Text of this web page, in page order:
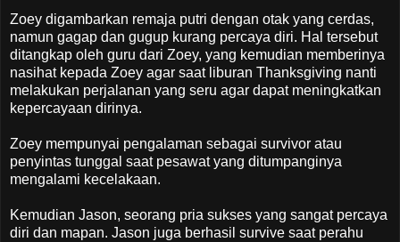
Zoey digambarkan remaja putri dengan otak yang cerdas,
namun gagap dan gugup kurang percaya diri. Hal tersebut
ditangkap oleh guru dari Zoey, yang kemudian memberinya
nasihat kepada Zoey agar saat liburan Thanksgiving nanti
melakukan perjalanan yang seru agar dapat meningkatkan
kepercayaan dirinya.
Zoey mempunyai pengalaman sebagai survivor atau
penyintas tunggal saat pesawat yang ditumpanginya
mengalami kecelakaan.
Kemudian Jason, seorang pria sukses yang sangat percaya
diri dan mapan. Jason juga berhasil survive saat perahu